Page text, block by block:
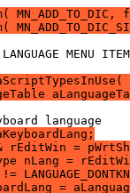
MN_ADD_TO_DIC,
rEditWin =
nLang =
=